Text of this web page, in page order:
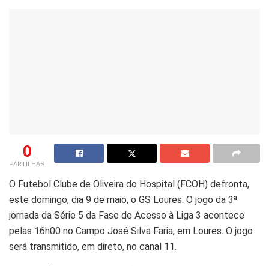
0
PARTILHAS
O Futebol Clube de Oliveira do Hospital (FCOH) defronta,
este domingo, dia 9 de maio, o GS Loures. O jogo da 3ª
jornada da Série 5 da Fase de Acesso à Liga 3 acontece
pelas 16h00 no Campo José Silva Faria, em Loures. O jogo
será transmitido, em direto, no canal 11.